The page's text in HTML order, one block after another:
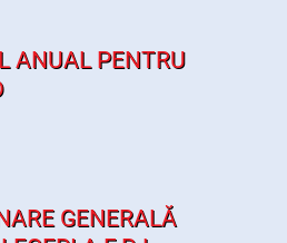
ANUAL PENTRU
GENERALĂ